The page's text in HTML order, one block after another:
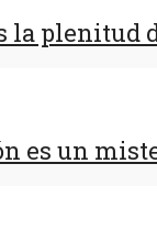
la plenitud
es un